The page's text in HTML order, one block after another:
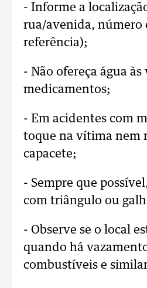
- Informe a
rua/avenida, número
referência);
- Não ofereça água
medicamentos;
- Em acidentes com
toque na vítima nem
capacete;
- Sempre que
com triângulo ou
- Observe se o local
quando há
combustíveis e